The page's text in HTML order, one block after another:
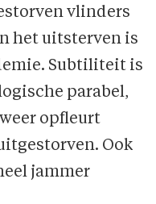
vlinders
het uitsterven is
Subtiliteit is
parabel,
opfleurt
Ook
jammer